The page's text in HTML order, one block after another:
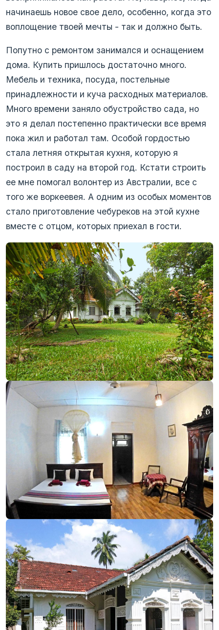
начинаешь новое свое дело, особенно, когда это
воплощение твоей мечты - так и должно быть.
Попутно с ремонтом занимался и оснащением
дома. Купить пришлось достаточно много.
Мебель и техника, посуда, постельные
принадлежности и куча расходных материалов.
Много времени заняло обустройство сада, но
это я делал постепенно практически все время
пока жил и работал там. Особой гордостью
стала летняя открытая кухня, которую я
построил в саду на второй год. Кстати строить
ее мне помогал волонтер из Австралии, все с
того же воркеевея. А одним из особых моментов
стало приготовление чебуреков на этой кухне
вместе с отцом, которых приехал в гости.
‹›
Окончательный переезд
Третий месяц подходил к концу. 4 из 5 комнат
дома были полностью готовы к приему гостей,
заселены и уже имелось несколько броней на
будущее. Мне нужно было лететь на Украину и
забирать жену для окончательного переезда на
остров. К счастью, друг с радостью согласился
прилететь и подменить меня на месяц.
Особо и нечего рассказать о поездке на
Украину, кроме, разве что, печального события:
полетел движок в моем мерсе. Пришлось срочно
продать его за копейки. В начале марта мы уже
летели на остров.